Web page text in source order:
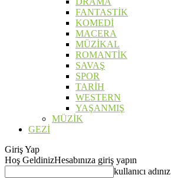
FANTASTİK
KOMEDİ
MACERA
MÜZİKAL
ROMANTİK
SAVAŞ
SPOR
TARİH
WESTERN
YAŞANMIŞ
MÜZİK
GEZİ
Giriş Yap
Hoş GeldinizHesabınıza giriş yapın
kullanıcı adınız